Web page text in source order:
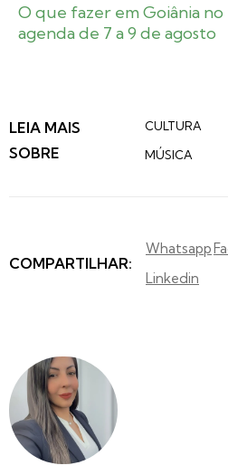
O que fazer em Goiânia no
agenda de 7 a 9 de agosto
LEIA MAIS
SOBRE
CULTURA
MÚSICA
COMPARTILHAR:
Whatsapp
Linkedin